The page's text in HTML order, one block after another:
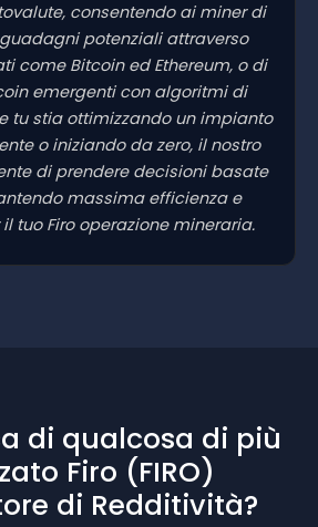
consentendo ai miner di
potenziali attraverso
come Bitcoin ed Ethereum, o di
emergenti con algoritmi di
tu stia ottimizzando un impianto
o iniziando da zero, il nostro
di prendere decisioni basate
massima efficienza e
tuo Firo operazione mineraria.
di qualcosa di più
Firo (FIRO)
di Redditività?